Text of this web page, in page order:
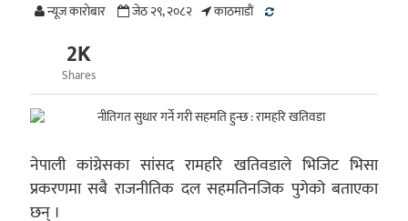
न्यूज काराेबार जेठ २९, २०८२ काठमाडाैं
2K
Shares
नेपाली कांग्रेसका सांसद रामहरि खतिवडाले भिजिट भिसा
प्रकरणमा सबै राजनीतिक दल सहमतिनजिक पुगेको बताएका
छन् ।